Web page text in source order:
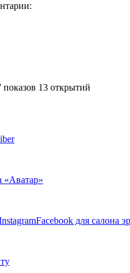
13 открытий
для